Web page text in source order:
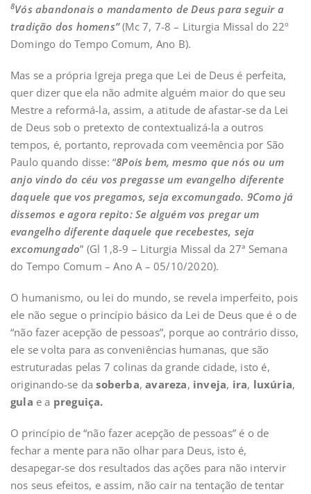
8Vós abandonais o mandamento de Deus para seguir a
tradição dos homens”(Mc 7, 7-8 – Liturgia Missal do 22º
Domingo do Tempo Comum, Ano B).
Mas se a própria Igreja prega que Lei de Deus é perfeita,
quer dizer que ela não admite alguém maior do que seu
Mestre a reformá-la, assim, a atitude de afastar-se da Lei
de Deus sob o pretexto de contextualizá-la a outros
tempos, é, portanto, reprovada com veemência por São
Paulo quando disse: “8Pois bem, mesmo que nós ou um
anjo vindo do céu vos pregasse um evangelho diferente
daquele que vos pregamos, seja excomungado. 9Como já
dissemos e agora repito: Se alguém vos pregar um
evangelho diferente daquele que recebestes, seja
excomungado” (Gl 1,8-9 – Liturgia Missal da 27ª Semana
do Tempo Comum – Ano A – 05/10/2020).
O humanismo, ou lei do mundo, se revela imperfeito, pois
ele não segue o princípio básico da Lei de Deus que é o de
“não fazer acepção de pessoas”, porque ao contrário disso,
ele se volta para as conveniências humanas, que são
estruturadas pelas 7 colinas da grande cidade, isto é,
originando-se dasoberba,avareza, inveja, ira, luxúria,
gula e a preguiça.
O princípio de “não fazer acepção de pessoas” é o de
fechar a mente para não olhar para Deus, isto é,
desapegar-se dos resultados das ações para não intervir
nos seus efeitos, e assim, não cair na tentação de tentar